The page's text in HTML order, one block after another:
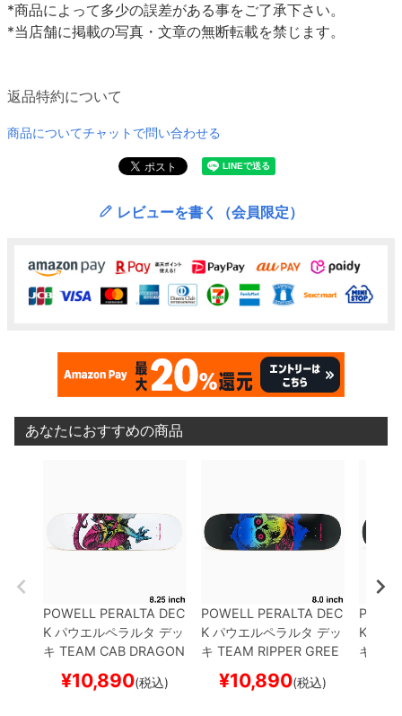
*商品によって多少の誤差がある事をご了承下さい。
*当店舗に掲載の写真・文章の無断転載を禁じます。
返品特約について
商品についてチャットで問い合わせる
レビューを書く（会員限定）
あなたにおすすめの商品
POWELL PERALTA DEC
K パウエルペラルタ デッ
キ TEAM CAB DRAGON
LIME FADE/WHITE 8.2
スケートボード スケボ
¥10,890(税込)
POWELL PERALTA DEC
K パウエルペラルタ デッ
キ TEAM RIPPER GREE
N/BLUE FADE 8.0
ートボード スケボー
¥10,890(税込)
K
キ